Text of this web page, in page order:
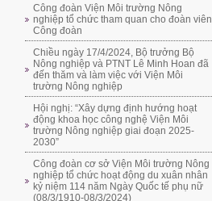
Công đoàn Viện Môi trường Nông
nghiệp tổ chức tham quan cho đoàn viên
Công đoàn
Chiều ngày 17/4/2024, Bộ trưởng Bộ
Nông nghiệp và PTNT Lê Minh Hoan đã
đến thăm và làm việc với Viện Môi
trường Nông nghiệp
Hội nghị: “Xây dựng định hướng hoạt
động khoa học công nghệ Viện Môi
trường Nông nghiệp giai đoạn 2025-
2030”
Công đoàn cơ sở Viện Môi trường Nông
nghiệp tổ chức hoạt động du xuân nhân
kỷ niệm 114 năm Ngày Quốc tế phụ nữ
(08/3/1910-08/3/2024)